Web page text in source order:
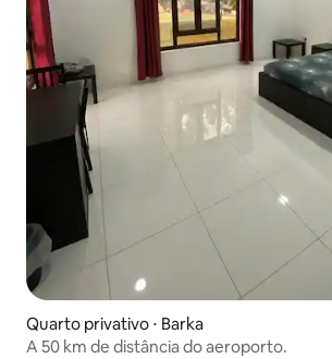
Quarto privativo ⋅ Barka
A 50 km de distância do aeroporto.